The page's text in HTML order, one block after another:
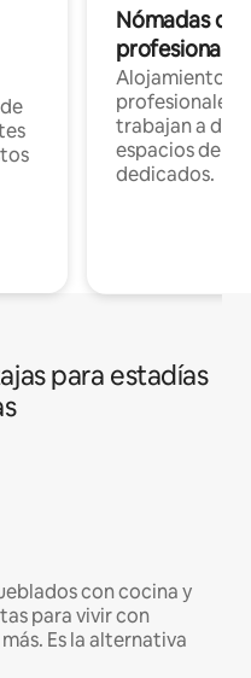
Nómadas
Alojamientos
profesionales
trabajan a
espacios de
dedicados.
para estadías
con cocina y
para vivir con
Es la alternativa